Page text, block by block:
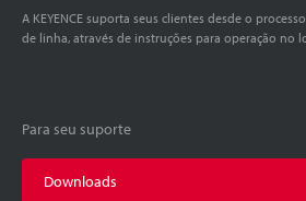
A KEYENCE suporta seus clientes desde o
de linha, através de instruções para operação no
Para seu suporte
Downloads